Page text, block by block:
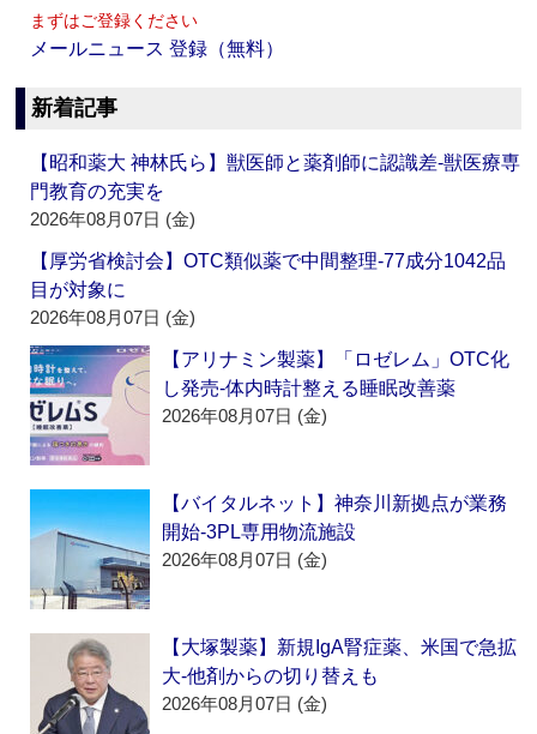
まずはご登録ください
メールニュース 登録（無料）
新着記事
【昭和薬大 神林氏ら】獣医師と薬剤師に認識差‐獣医療専
門教育の充実を
2026年08月07日 (金)
【厚労省検討会】OTC類似薬で中間整理‐77成分1042品
目が対象に
2026年08月07日 (金)
【アリナミン製薬】「ロゼレム」OTC化
し発売‐体内時計整える睡眠改善薬
2026年08月07日 (金)
【バイタルネット】神奈川新拠点が業務
開始‐3PL専用物流施設
2026年08月07日 (金)
【大塚製薬】新規IgA腎症薬、米国で急拡
大‐他剤からの切り替えも
2026年08月07日 (金)